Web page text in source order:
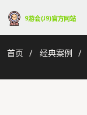
首页 经典案例